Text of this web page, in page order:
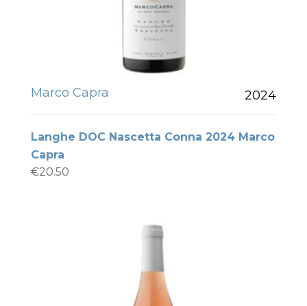
Marco Capra 2024
Langhe DOC Nascetta Conna 2024 Marco
Capra
€20.50